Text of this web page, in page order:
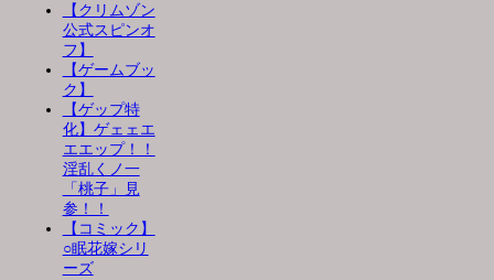
【クリムゾン
公式スピンオ
フ】
【ゲームブッ
ク】
【ゲップ特
化】ゲェェエ
エエップ！！
淫乱くノ一
「桃子」見
参！！
【コミック】
○眠花嫁シリ
ーズ